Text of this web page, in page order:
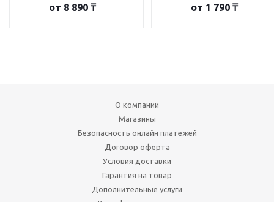
от 8 890 ₸ от 1 790 ₸
О компании
Магазины
Безопасность онлайн платежей
Договор оферта
Условия доставки
Гарантия на товар
Дополнительные услуги